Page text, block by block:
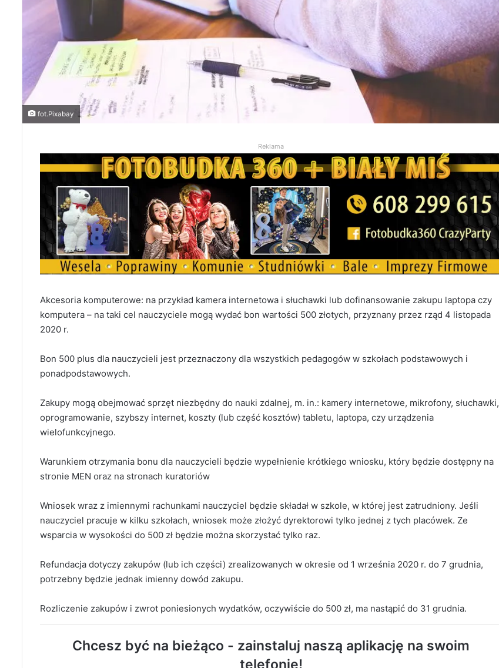
fot.Pixabay
Reklama
Akcesoria komputerowe: na przykład kamera internetowa i słuchawki lub dofinansowanie zakupu laptopa czy
komputera – na taki cel nauczyciele mogą wydać bon wartości 500 złotych, przyznany przez rząd 4 listopada
2020 r.
Bon 500 plus dla nauczycieli jest przeznaczony dla wszystkich pedagogów w szkołach podstawowych i
ponadpodstawowych.
Zakupy mogą obejmować sprzęt niezbędny do nauki zdalnej, m. in.: kamery internetowe, mikrofony, słuchawki,
oprogramowanie, szybszy internet, koszty (lub część kosztów) tabletu, laptopa, czy urządzenia
wielofunkcyjnego.
Warunkiem otrzymania bonu dla nauczycieli będzie wypełnienie krótkiego wniosku, który będzie dostępny na
stronie MEN oraz na stronach kuratoriów
Wniosek wraz z imiennymi rachunkami nauczyciel będzie składał w szkole, w której jest zatrudniony. Jeśli
nauczyciel pracuje w kilku szkołach, wniosek może złożyć dyrektorowi tylko jednej z tych placówek. Ze
wsparcia w wysokości do 500 zł będzie można skorzystać tylko raz.
Refundacja dotyczy zakupów (lub ich części) zrealizowanych w okresie od 1 września 2020 r. do 7 grudnia,
potrzebny będzie jednak imienny dowód zakupu.
Rozliczenie zakupów i zwrot poniesionych wydatków, oczywiście do 500 zł, ma nastąpić do 31 grudnia.
Chcesz być na bieżąco - zainstaluj naszą aplikację na swoim
Rowerzystka ranna po zderzeniu z